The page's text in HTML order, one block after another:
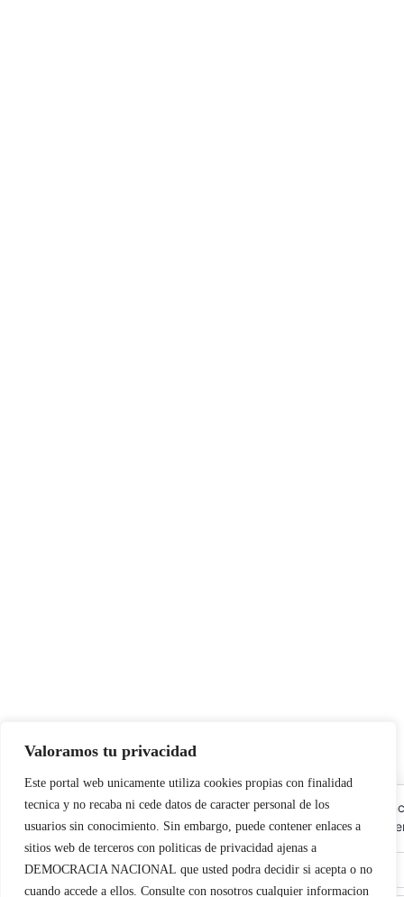
Valoramos tu privacidad
Este portal web unicamente utiliza cookies propias con finalidad
tecnica y no recaba ni cede datos de caracter personal de los
usuarios sin conocimiento. Sin embargo, puede contener enlaces a
sitios web de terceros con politicas de privacidad ajenas a
DEMOCRACIA NACIONAL que usted podra decidir si acepta o no
cuando accede a ellos. Consulte con nosotros cualquier informacion
Utilizamos cookies propias y de terceros para garantizar el
las cookies, rechazar las no necesarias o configurar sus